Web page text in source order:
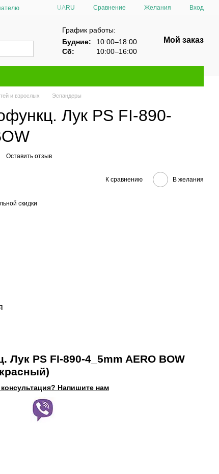
UARU Сравнение Желания Вход
График работы:
Будние:
10:00–18:00
Сб:
10:00–16:00
Мой заказ
и взрослых Эспандеры
Лук PS FI-890-
Оставить отзыв
К сравнению В желания
скидки
PS FI-890-4_5mm AERO BOW
Напишите нам